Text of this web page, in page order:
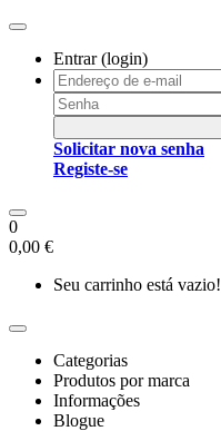
Entrar (login)
Solicitar nova senha
Registe-se
0
0,00 €
Seu carrinho está vazio!
Categorias
Produtos por marca
Informações
Blogue